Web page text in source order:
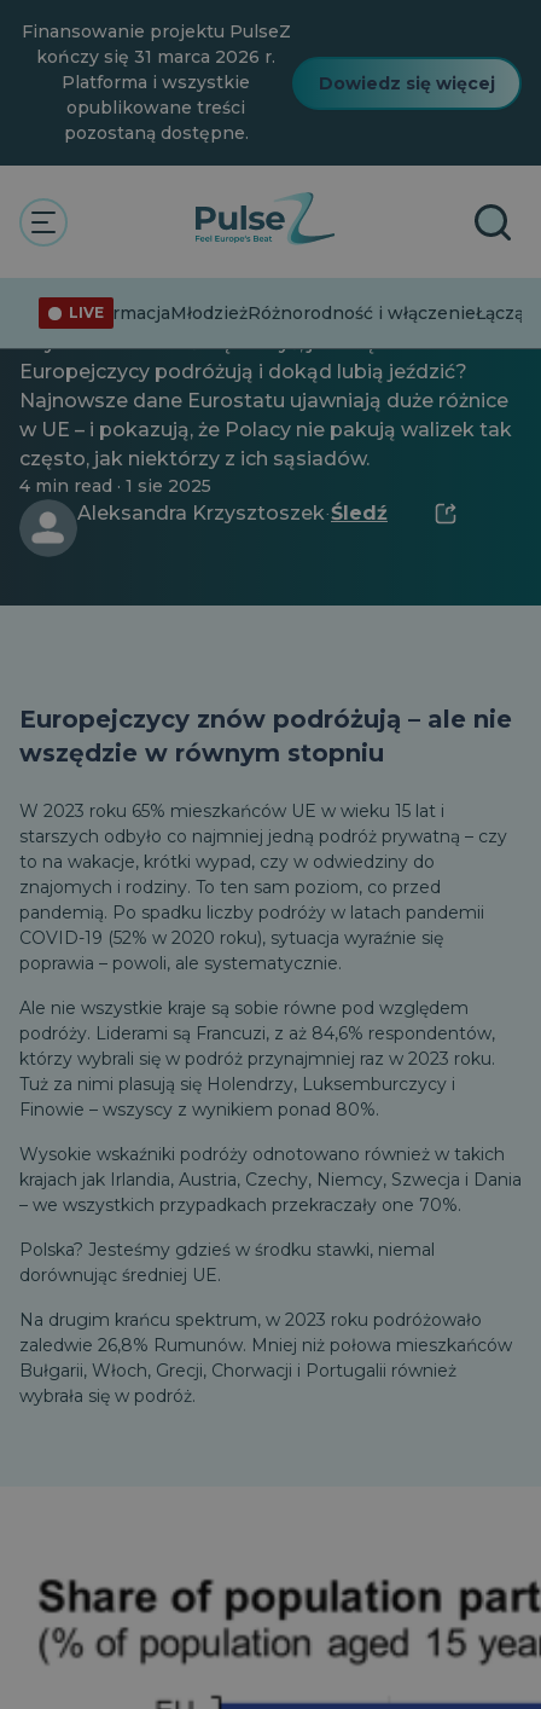
głównej
Finansowanie projektu PulseZ
kończy się 31 marca 2026 r.
Platforma i wszystkie
opublikowane treści
pozostaną dostępne.
Dowiedz się więcej
LIVE
DezinformacjaMłodzieżRóżnorodność i włączenieŁącząc
Łącząc kropki
Gdzie Europejczycy jeżdżą na
wakacje?
Czy zastanawiałeś się kiedyś, jak często
Europejczycy podróżują i dokąd lubią jeździć?
Najnowsze dane Eurostatu ujawniają duże różnice
w UE – i pokazują, że Polacy nie pakują walizek tak
często, jak niektórzy z ich sąsiadów.
4 min read · 1 sie 2025
Aleksandra Krzysztoszek·Śledź
Europejczycy znów podróżują – ale nie
wszędzie w równym stopniu
W 2023 roku 65% mieszkańców UE w wieku 15 lat i
starszych odbyło co najmniej jedną podróż prywatną – czy
to na wakacje, krótki wypad, czy w odwiedziny do
znajomych i rodziny. To ten sam poziom, co przed
pandemią. Po spadku liczby podróży w latach pandemii
COVID-19 (52% w 2020 roku), sytuacja wyraźnie się
poprawia – powoli, ale systematycznie.
Ale nie wszystkie kraje są sobie równe pod względem
podróży. Liderami są Francuzi, z aż 84,6% respondentów,
którzy wybrali się w podróż przynajmniej raz w 2023 roku.
Tuż za nimi plasują się Holendrzy, Luksemburczycy i
Finowie – wszyscy z wynikiem ponad 80%.
Wysokie wskaźniki podróży odnotowano również w takich
krajach jak Irlandia, Austria, Czechy, Niemcy, Szwecja i Dania
– we wszystkich przypadkach przekraczały one 70%.
Polska? Jesteśmy gdzieś w środku stawki, niemal
dorównując średniej UE.
Na drugim krańcu spektrum, w 2023 roku podróżowało
zaledwie 26,8% Rumunów. Mniej niż połowa mieszkańców
Bułgarii, Włoch, Grecji, Chorwacji i Portugalii również
wybrała się w podróż.